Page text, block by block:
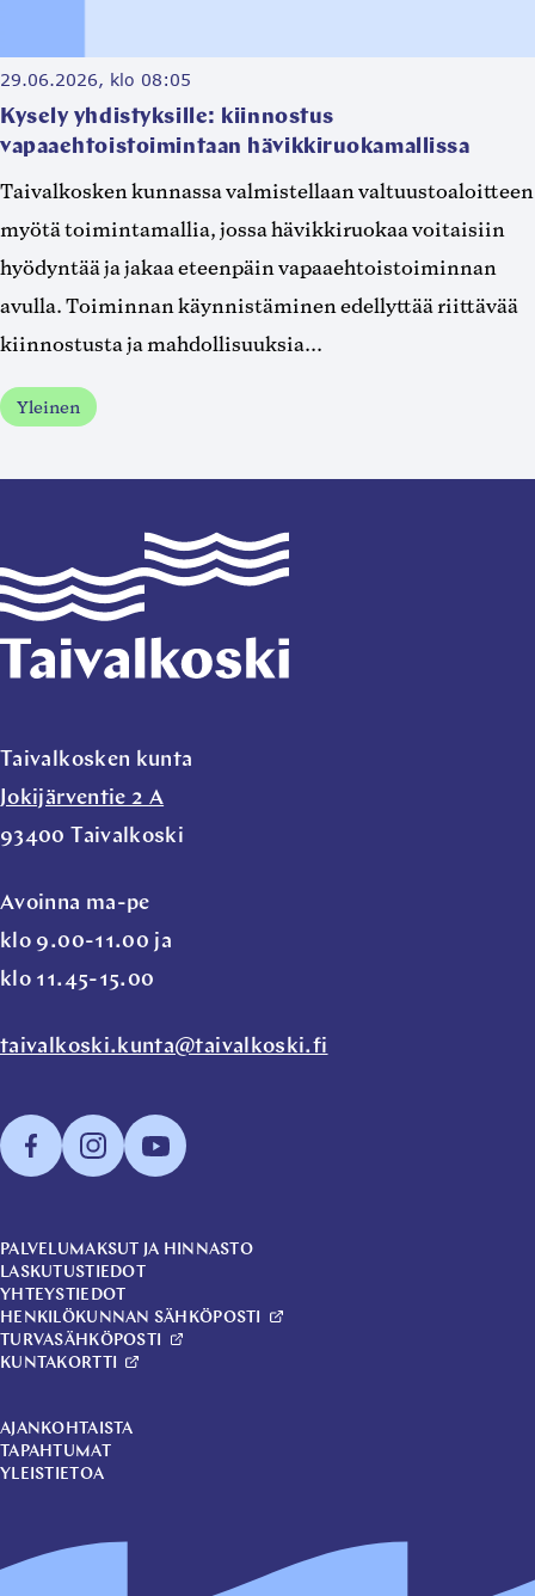
29.06.2026, klo 08:05
Kysely yhdistyksille: kiinnostus
vapaaehtoistoimintaan hävikkiruokamallissa
Taivalkosken kunnassa valmistellaan valtuustoaloitteen
myötä toimintamallia, jossa hävikkiruokaa voitaisiin
hyödyntää ja jakaa eteenpäin vapaaehtoistoiminnan
avulla. Toiminnan käynnistäminen edellyttää riittävää
kiinnostusta ja mahdollisuuksia...
Yleinen
Taivalkosken kunta
Jokijärventie 2 A
93400 Taivalkoski
Avoinna ma-pe
klo 9.00-11.00 ja
klo 11.45-15.00
taivalkoski.kunta@taivalkoski.fi
PALVELUMAKSUT JA HINNASTO
LASKUTUSTIEDOT
YHTEYSTIEDOT
HENKILÖKUNNAN SÄHKÖPOSTI
TURVASÄHKÖPOSTI
KUNTAKORTTI
AJANKOHTAISTA
TAPAHTUMAT
YLEISTIETOA